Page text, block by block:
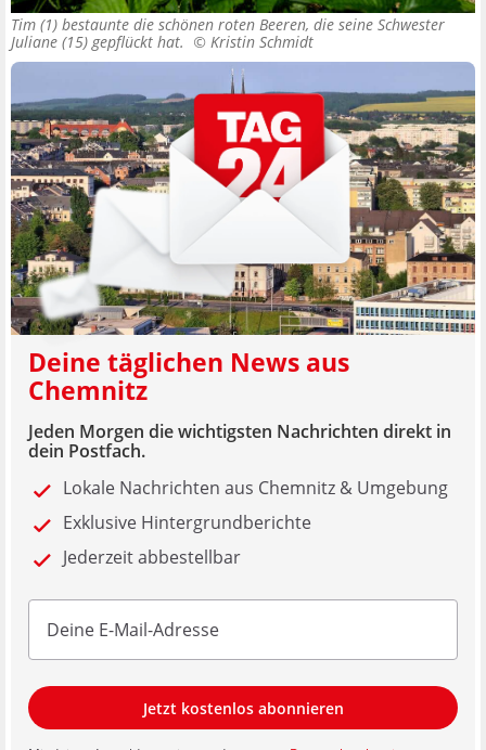
Tim (1) bestaunte die schönen roten Beeren, die seine Schwester
Juliane (15) gepflückt hat. © Kristin Schmidt
Deine täglichen News aus
Chemnitz
Jeden Morgen die wichtigsten Nachrichten direkt in
dein Postfach.
Lokale Nachrichten aus Chemnitz & Umgebung
Exklusive Hintergrundberichte
Jederzeit abbestellbar
Jetzt kostenlos abonnieren